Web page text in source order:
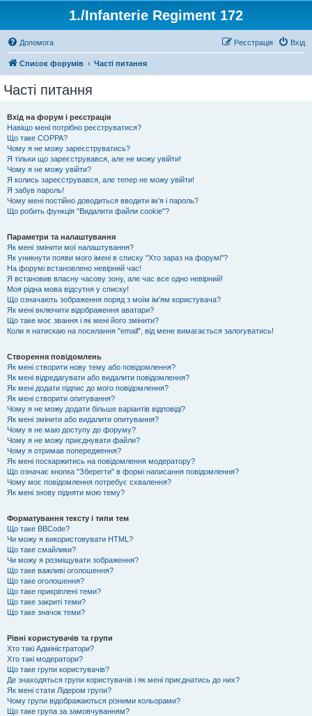
1./Infanterie Regiment 172
Допомога Вхід
Реєстрація
Список форумів Часті питання
Часті питання
Вхід на форум і реєстрація
Навіщо мені потрібно реєструватися?
Що таке COPPA?
Чому я не можу зареєструватись?
Я тільки що зареєструвався, але не можу увійти!
Чому я не можу увійти?
Я колись зареєструвався, але тепер не можу увійти!
Я забув пароль!
Чому мені постійно доводиться вводити ім’я і пароль?
Що робить функція "Видалити файли cookie"?
Параметри та налаштування
Як мені змінити мої налаштування?
Як уникнути появи мого імені в списку "Хто зараз на форумі"?
На форумі встановлено невірний час!
Я встановив власну часову зону, але час все одно невірний!
Моя рідна мова відсутня у списку!
Що означають зображення поряд з моїм ім'ям користувача?
Як мені включити відображення аватари?
Що таке моє звання і як мені його змінити?
Коли я натискаю на посилання "email", від мене вимагається залогуватись!
Створення повідомлень
Як мені створити нову тему або повідомлення?
Як мені відредагувати або видалити повідомлення?
Як мені додати підпис до мого повідомлення?
Як мені створити опитування?
Чому я не можу додати більше варіантів відповіді?
Як мені змінити або видалити опитування?
Чому я не маю доступу до форуму?
Чому я не можу приєднувати файли?
Чому я отримав попередження?
Як мені поскаржитись на повідомлення модератору?
Що означає кнопка "Зберегти" в формі написання повідомлення?
Чому моє повідомлення потребує схвалення?
Як мені знову підняти мою тему?
Форматування тексту і типи тем
Що таке BBCode?
Чи можу я використовувати HTML?
Що таке смайлики?
Чи можу я розміщувати зображення?
Що таке важливі оголошення?
Що таке оголошення?
Що таке прикріплені теми?
Що таке закриті теми?
Що таке значок теми?
Рівні користувачів та групи
Хто такі Адміністратори?
Хто такі модератори?
Що таке групи користувачів?
Де знаходяться групи користувачів і як мені приєднатись до них?
Як мені стати Лідером групи?
Чому групи відображаються різними кольорами?
Що таке група за замовчуванням?